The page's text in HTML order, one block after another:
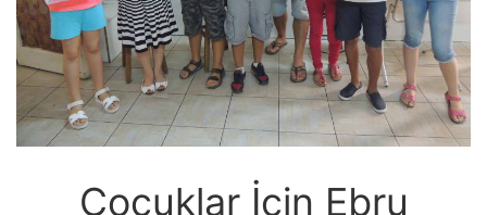
Çocuklar İçin Ebru